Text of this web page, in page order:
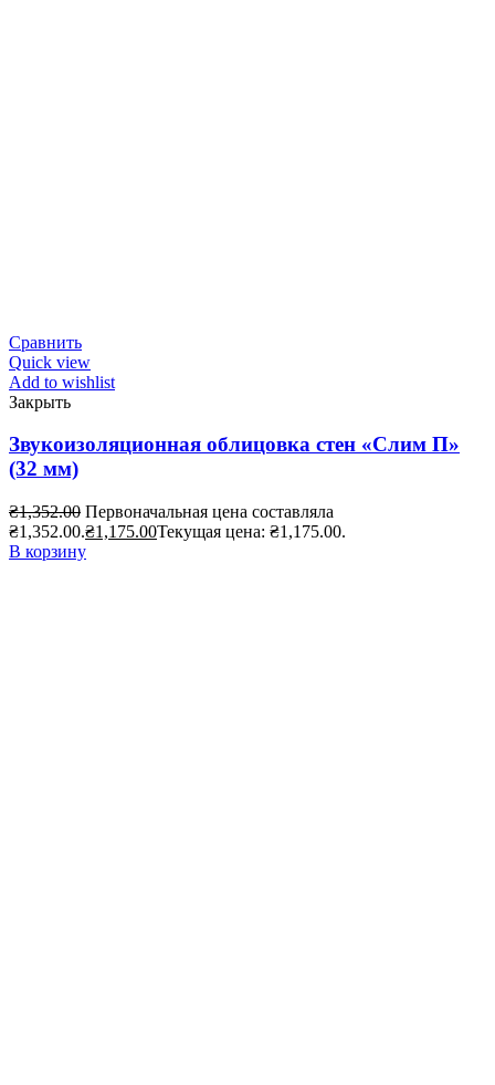
Сравнить
Quick view
Add to wishlist
Закрыть
Звукоизоляционная облицовка стен «Слим П»
(32 мм)
₴1,352.00 Первоначальная цена составляла
₴1,352.00.₴1,175.00Текущая цена: ₴1,175.00.
В корзину